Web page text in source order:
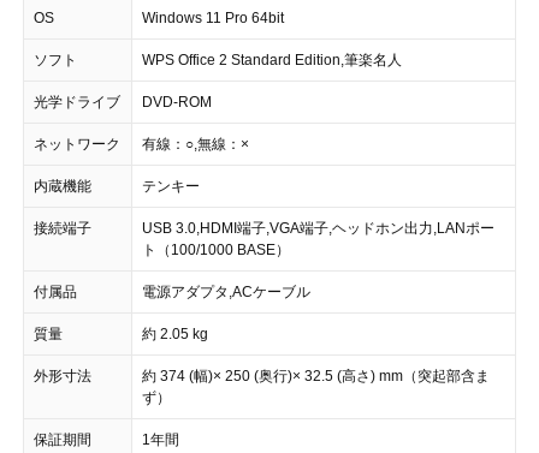
OS Windows 11 Pro 64bit
ソフト WPS Office 2 Standard Edition,筆楽名人
光学ドライブ DVD-ROM
ネットワーク 有線：○,無線：×
内蔵機能 テンキー
接続端子
USB 3.0,HDMI端子,VGA端子,ヘッドホン出力,LANポー
ト（100/1000 BASE）
付属品 電源アダプタ,ACケーブル
質量 約 2.05 kg
外形寸法
約 374 (幅)× 250 (奥行)× 32.5 (高さ) mm（突起部含ま
ず）
保証期間 1年間